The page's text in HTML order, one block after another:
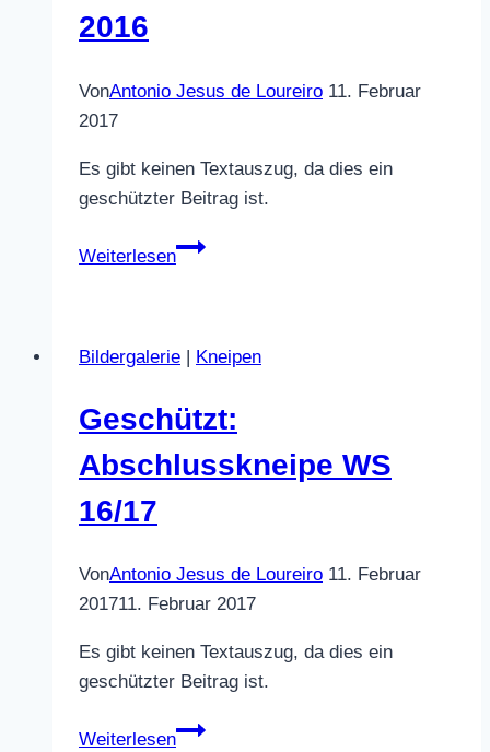
2016
VonAntonio Jesus de Loureiro 11. Februar
2017
Es gibt keinen Textauszug, da dies ein
geschützter Beitrag ist.
Weiterlesen
Geschützt:
Bildergalerie | Kneipen
Geschützt:
Abschlusskneipe WS
16/17
VonAntonio Jesus de Loureiro 11. Februar
201711. Februar 2017
Es gibt keinen Textauszug, da dies ein
geschützter Beitrag ist.
Weiterlesen
Geschützt: